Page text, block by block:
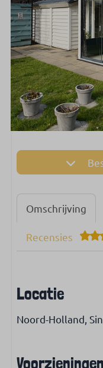
Omschrijving
Recensies
Locatie
Noord-Holland,
Voorzieningen